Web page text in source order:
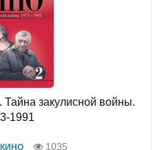
Тайна закулисной войны.
1991
КИНО
1035